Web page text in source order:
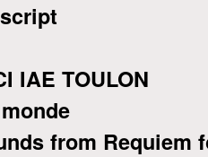
IAE TOULON
from Requiem